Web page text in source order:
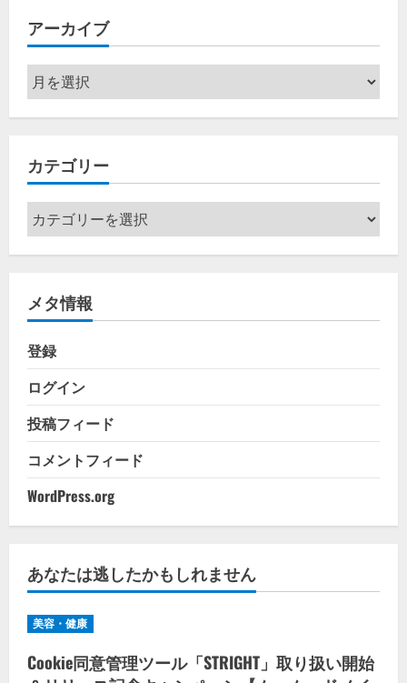
アーカイブ
ア
ー
カ
ブ
カテゴリー
カ
テ
ゴ
ー
メタ情報
登録
ログイン
投稿フィード
コメントフィード
WordPress.org
あなたは逃したかもしれません
美容・健康
Cookie同意管理ツール「STRIGHT」取り扱い開始